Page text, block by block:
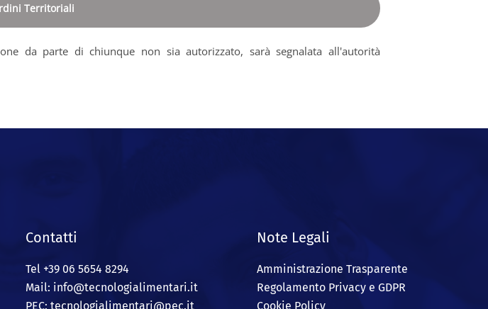
Territoriali
da parte di chiunque non sia autorizzato, sarà segnalata all'autorità
Contatti
Tel +39 06 5654 8294
Mail: info@tecnologialimentari.it
PEC: tecnologialimentari@pec.it
Note Legali
Amministrazione Trasparente
Regolamento Privacy e GDPR
Cookie Policy